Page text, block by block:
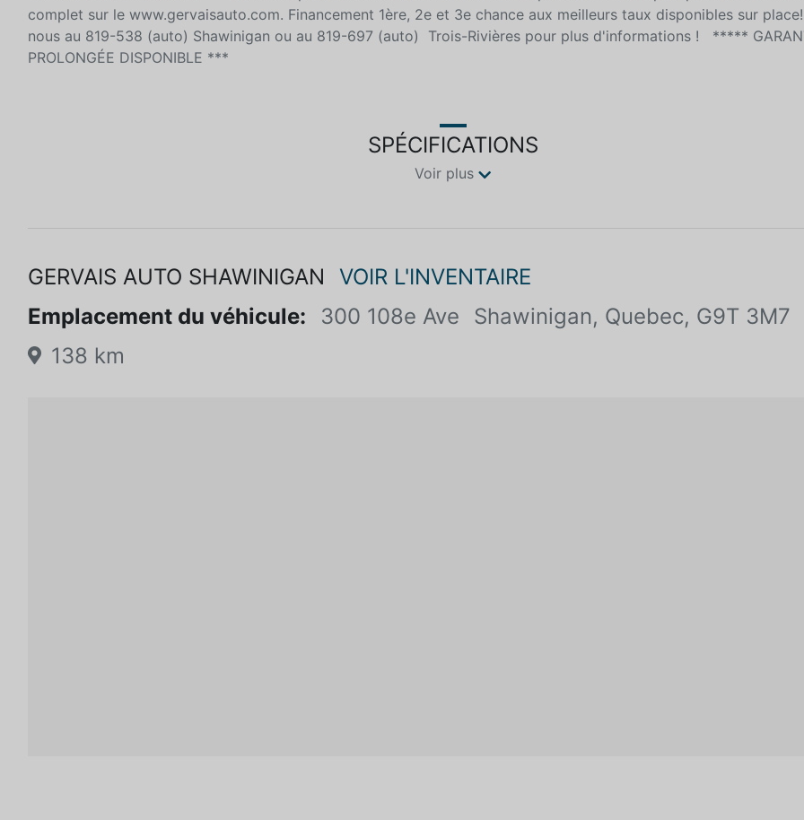
complet sur le www.gervaisauto.com. Financement 1ère, 2e et 3e chance aux meilleurs taux disponibles sur
nous au 819-538 (auto) Shawinigan ou au 819-697 (auto) Trois-Rivières pour plus d'informations ! *****
PROLONGÉE DISPONIBLE ***
SPÉCIFICATIONS
Voir plus
GERVAIS AUTO SHAWINIGAN
VOIR L'INVENTAIRE
Emplacement du véhicule:
300 108e Ave
Shawinigan, Quebec, G9T 3M7
138 km